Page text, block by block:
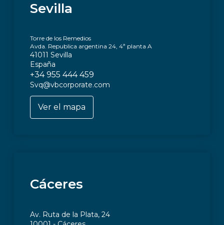
Sevilla
Torre de los Remedios
Avda. Republica argentina 24, 4ª planta A
41011 Sevilla
España
+34 955 444 459
Svq@vbcorporate.com
Ver el mapa
Cáceres
Av. Ruta de la Plata, 24